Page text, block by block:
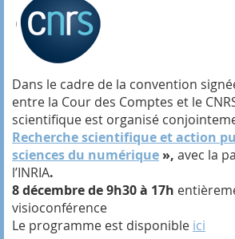
Dans le cadre de la convention
entre la Cour des Comptes et le
scientifique est organisé
Recherche scientifique et action
sciences du numérique », avec la
l’INRIA.
8 décembre de 9h30 à 17h
visioconférence
Le programme est disponible ici